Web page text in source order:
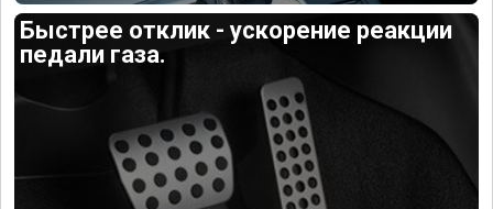
Быстрее отклик - ускорение реакции
педали газа.